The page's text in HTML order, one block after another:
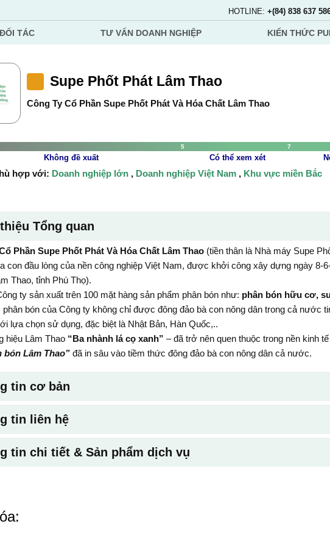
TÁC TƯ VẤN DOANH NGHIỆP KIẾN THỨC
HOTLINE: +(84) 838 637
Supe Phốt Phát Lâm Thao
Công Ty Cổ Phần Supe Phốt Phát Và Hóa Chất Lâm Thao
5 7
Không đề xuất Có thể xem xét
hợp với: Doanh nghiệp lớn , Doanh nghiệp Việt Nam , Khu vực miền Bắc
Tổng quan
Phần Supe Phốt Phát Và Hóa Chất Lâm Thao (tiền thân là Nhà máy Supe
con đầu lòng của nền công nghiệp Việt Nam, được khởi công xây dựng ngày 8-
Thao, tỉnh Phú Thọ).
ty sản xuất trên 100 mặt hàng sản phẩm phân bón như: phân bón hữu cơ,
phân bón của Công ty không chỉ được đông đảo bà con nông dân trong cả nước
lựa chọn sử dụng, đặc biệt là Nhật Bản, Hàn Quốc,..
hiệu Lâm Thao “Ba nhành lá cọ xanh” – đã trở nên quen thuộc trong nền kinh
bón Lâm Thao”đã in sâu vào tiềm thức đông đảo bà con nông dân cả nước.
tin cơ bản
tin liên hệ
tin chi tiết & Sản phẩm dịch vụ